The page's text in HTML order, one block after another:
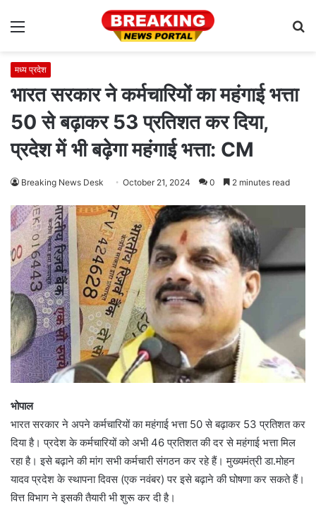
Menu
मध्य प्रदेश
भारत सरकार ने कर्मचारियों का महंगाई भत्ता
50 से बढ़ाकर 53 प्रतिशत कर दिया,
प्रदेश में भी बढ़ेगा महंगाई भत्ता: CM
Breaking News Desk October 21, 2024 0 2 minutes read
भोपाल
भारत सरकार ने अपने कर्मचारियों का महंगाई भत्ता 50 से बढ़ाकर 53 प्रतिशत कर
दिया है। प्रदेश के कर्मचारियों को अभी 46 प्रतिशत की दर से महंगाई भत्ता मिल
रहा है। इसे बढ़ाने की मांग सभी कर्मचारी संगठन कर रहे हैं। मुख्यमंत्री डा.मोहन
यादव प्रदेश के स्थापना दिवस (एक नवंबर) पर इसे बढ़ाने की घोषणा कर सकते हैं।
वित्त विभाग ने इसकी तैयारी भी शुरू कर दी है।